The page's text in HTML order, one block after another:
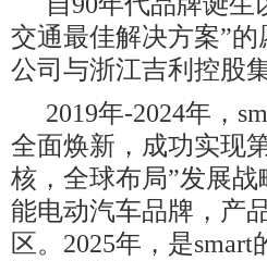
交通最佳解决方案”
公司与浙江吉利控股
2019年-2024年，
全面焕新，成功实现
核，全球布局”发展
能电动汽车品牌，产
区。2025年，是